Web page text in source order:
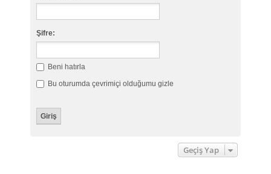
Şifre:
Beni hatırla
Bu oturumda çevrimiçi olduğumu gizle
Geçiş Yap